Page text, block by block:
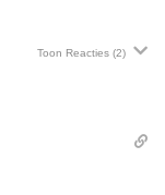
Toon Reacties (2)